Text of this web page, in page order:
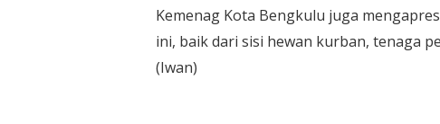
Kemenag Kota Bengkulu juga
ini, baik dari sisi hewan kurban, tenaga
(Iwan)